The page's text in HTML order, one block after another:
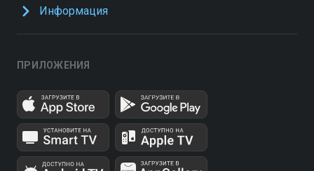
Информация
ПРИЛОЖЕНИЯ